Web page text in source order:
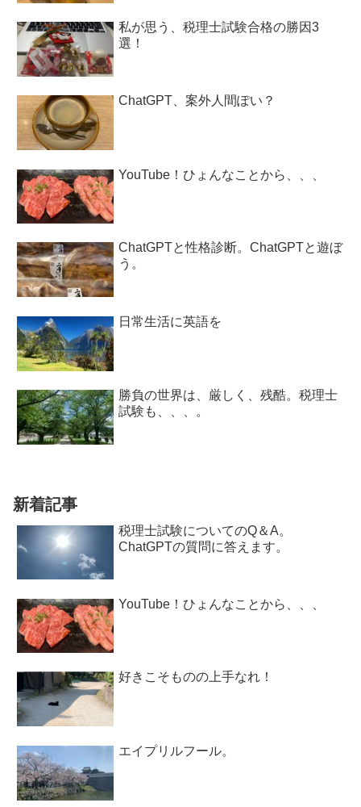
私が思う、税理士試験合格の勝因3
選！
ChatGPT、案外人間ぽい？
YouTube！ひょんなことから、、、
ChatGPTと性格診断。ChatGPTと遊ぼ
う。
日常生活に英語を
勝負の世界は、厳しく、残酷。税理士
試験も、、、。
新着記事
税理士試験についてのQ＆A。
ChatGPTの質問に答えます。
YouTube！ひょんなことから、、、
好きこそものの上手なれ！
エイプリルフール。